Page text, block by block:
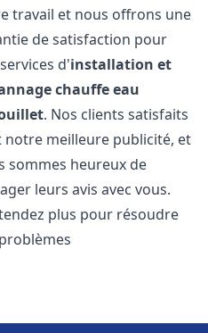
travail et nous offrons une
de satisfaction pour
d'installation et
chauffe eau
. Nos clients satisfaits
notre meilleure publicité, et
sommes heureux de
leurs avis avec vous.
plus pour résoudre